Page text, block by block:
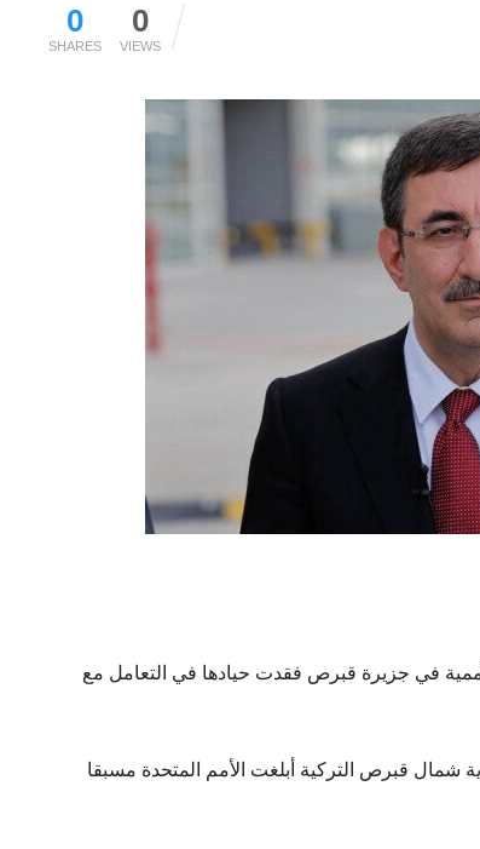
0
SHARES
0
VIEWS
في جزيرة قبرص فقدت حيادها في التعامل مع
شمال قبرص التركية أبلغت الأمم المتحدة مسبقا